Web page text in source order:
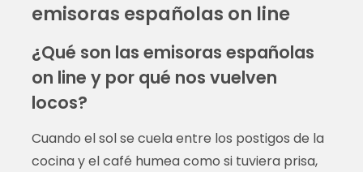
emisoras españolas on line
¿Qué son las emisoras españolas
on line y por qué nos vuelven
locos?
Cuando el sol se cuela entre los postigos de la
cocina y el café humea como si tuviera prisa,